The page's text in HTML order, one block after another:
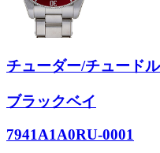
チューダー/チュードル
ブラックベイ
7941A1A0RU-0001